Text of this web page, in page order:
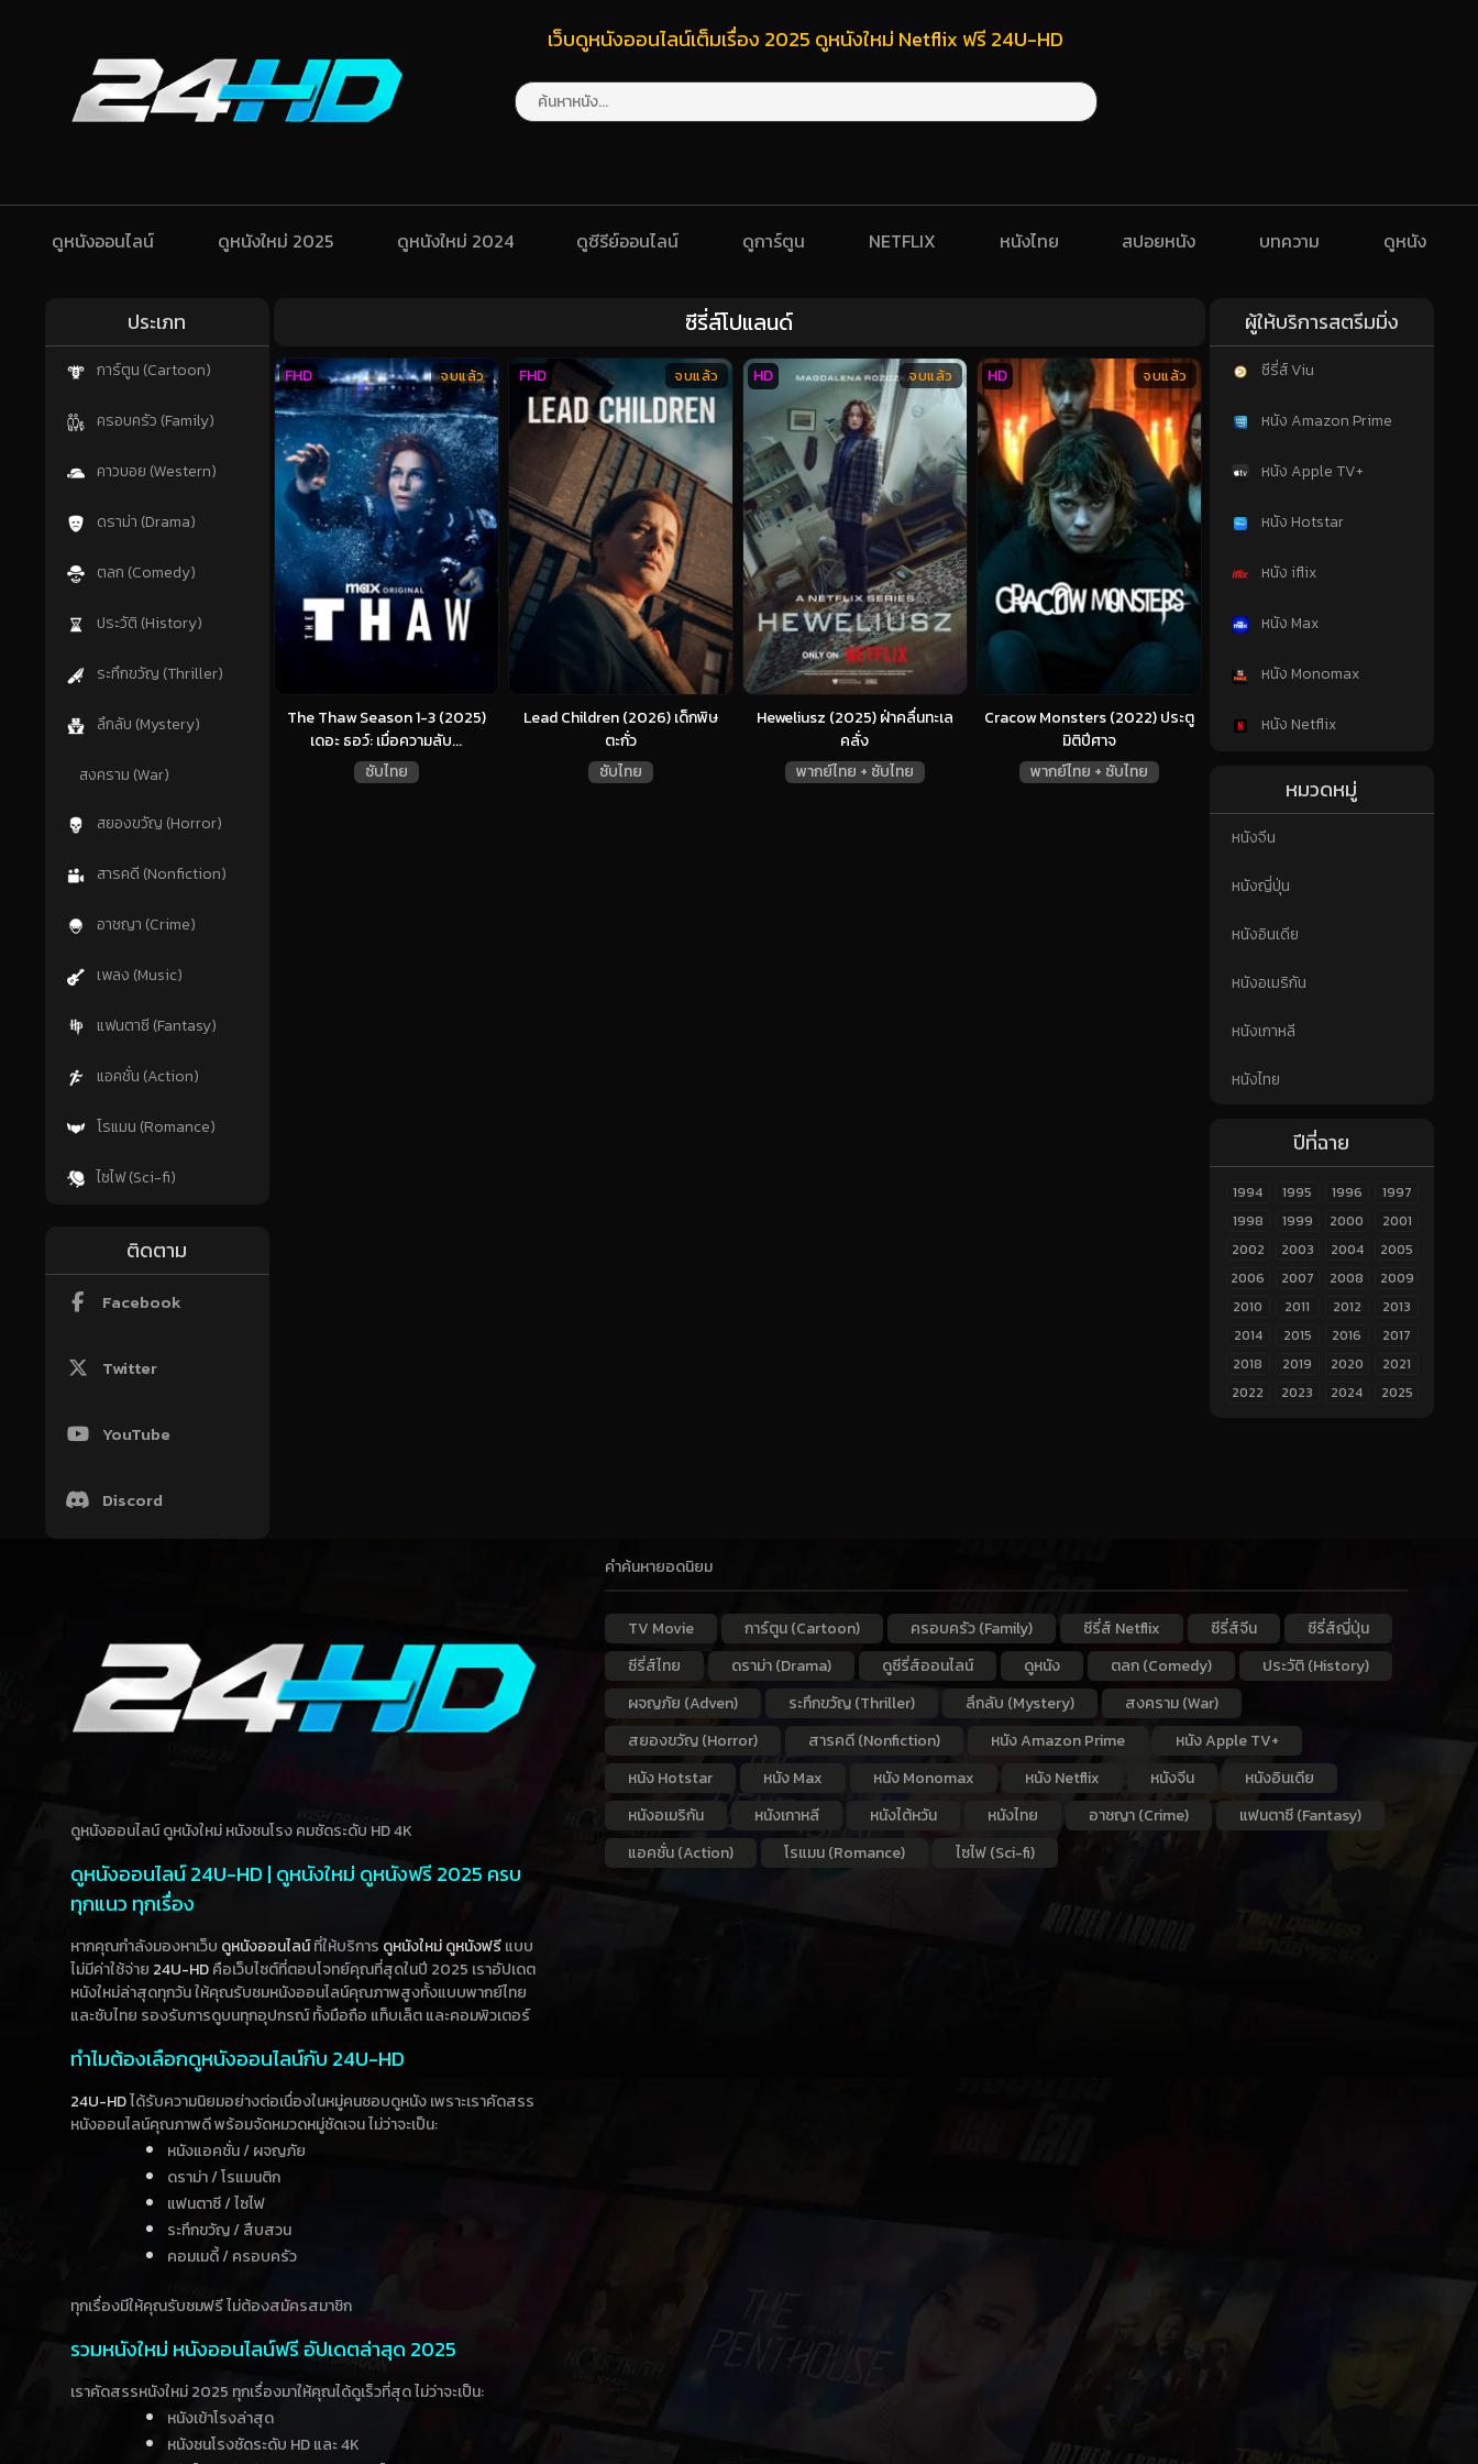
เว็บดูหนังออนไลน์เต็มเรื่อง 2025 ดูหนังใหม่ Netflix ฟรี 24U-HD
ดูหนังออนไลน์ ดูหนังใหม่ 2025 ดูหนังใหม่ 2024 ดูซีรีย์ออนไลน์ ดูการ์ตูน NETFLIX หนังไทย สปอยหนัง บทความ ดูหนัง
ประเภท
การ์ตูน (Cartoon)
ครอบครัว (Family)
คาวบอย (Western)
ดราม่า (Drama)
ตลก (Comedy)
ประวัติ (History)
ระทึกขวัญ (Thriller)
ลึกลับ (Mystery)
สงคราม (War)
สยองขวัญ (Horror)
สารคดี (Nonfiction)
อาชญา (Crime)
เพลง (Music)
แฟนตาซี (Fantasy)
แอคชั่น (Action)
โรแมน (Romance)
ไซไฟ (Sci-fi)
ติดตาม
Facebook
Twitter
YouTube
Discord
ซีรี่ส์โปแลนด์
The Thaw Season 1-3 (2025)
เดอะ ธอว์: เมื่อความลับ...
ซับไทย
จบแล้ว
FHD
Lead Children (2026) เด็กพิษ
ตะกั่ว
ซับไทย
จบแล้ว
FHD
Heweliusz (2025) ฝ่าคลื่นทะเล
คลั่ง
พากย์ไทย + ซับไทย
จบแล้ว
HD
Cracow Monsters (2022) ประตู
มิติปีศาจ
พากย์ไทย + ซับไทย
จบแล้ว
HD
ผู้ให้บริการสตรีมมิ่ง
ซีรี่ส์ Viu
หนัง Amazon Prime
หนัง Apple TV+
หนัง Hotstar
หนัง iflix
หนัง Max
หนัง Monomax
หนัง Netflix
หมวดหมู่
หนังจีน
หนังญี่ปุ่น
หนังอินเดีย
หนังอเมริกัน
หนังเกาหลี
หนังไทย
ปีที่ฉาย
1994 1995 1996
1997
1998
1999 2000
2001
2002
2003 2004
2005
2006
2007 2008
2009
2010
2011 2012
2013
2014
2015 2016
2017
2018
2019 2020
2021
2022
2023 2024 2025
ดูหนังออนไลน์ ดูหนังใหม่ หนังชนโรง คมชัดระดับ HD 4K
ดูหนังออนไลน์ 24U-HD | ดูหนังใหม่ ดูหนังฟรี 2025 ครบ
ทุกแนว ทุกเรื่อง
หากคุณกำลังมองหาเว็บ ดูหนังออนไลน์ที่ให้บริการ ดูหนังใหม่ดูหนังฟรีแบบ
ไม่มีค่าใช้จ่าย 24U-HDคือเว็บไซต์ที่ตอบโจทย์คุณที่สุดในปี 2025 เราอัปเดต
หนังใหม่ล่าสุดทุกวัน ให้คุณรับชมหนังออนไลน์คุณภาพสูงทั้งแบบพากย์ไทย
และซับไทย รองรับการดูบนทุกอุปกรณ์ ทั้งมือถือ แท็บเล็ต และคอมพิวเตอร์
ทำไมต้องเลือกดูหนังออนไลน์กับ 24U-HD
24U-HDได้รับความนิยมอย่างต่อเนื่องในหมู่คนชอบดูหนัง เพราะเราคัดสรร
หนังออนไลน์คุณภาพดี พร้อมจัดหมวดหมู่ชัดเจน ไม่ว่าจะเป็น:
หนังแอคชั่น / ผจญภัย
ดราม่า / โรแมนติก
แฟนตาซี / ไซไฟ
ระทึกขวัญ / สืบสวน
คอมเมดี้ / ครอบครัว
ทุกเรื่องมีให้คุณรับชมฟรี ไม่ต้องสมัครสมาชิก
รวมหนังใหม่ หนังออนไลน์ฟรี อัปเดตล่าสุด 2025
เราคัดสรรหนังใหม่ 2025 ทุกเรื่องมาให้คุณได้ดูเร็วที่สุด ไม่ว่าจะเป็น:
หนังเข้าโรงล่าสุด
หนังชนโรงชัดระดับ HD และ 4K
คำค้นหายอดนิยม
TV Movie การ์ตูน (Cartoon) ครอบครัว (Family) ซีรี่ส์ Netflix ซีรี่ส์จีน
ซีรี่ส์ญี่ปุ่น
ซีรี่ส์ไทย
ดราม่า (Drama) ดูซีรี่ส์ออนไลน์ ดูหนัง ตลก (Comedy)
ประวัติ (History)
ผจญภัย (Adven)
ระทึกขวัญ (Thriller) ลึกลับ (Mystery)
สงคราม (War)
สยองขวัญ (Horror)
สารคดี (Nonfiction) หนัง Amazon Prime
หนัง Apple TV+
หนัง Hotstar
หนัง Max หนัง Monomax หนัง Netflix หนังจีน
หนังอินเดีย
หนังอเมริกัน
หนังเกาหลี หนังไต้หวัน หนังไทย อาชญา (Crime)
แฟนตาซี (Fantasy)
แอคชั่น (Action)
โรแมน (Romance) ไซไฟ (Sci-fi)